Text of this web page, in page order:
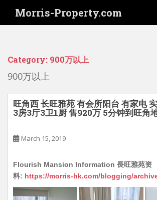
i
Morris-Property.com
Category: 900万以上
900万以上
旺角西 长旺雅苑 有会所阳台 有家电
3房3厅3卫1厨 售920万 5分钟到旺角
March 15, 2019
Flourish Mansion Information 長旺雅苑资
料: https://morris-hk.com/blogging/